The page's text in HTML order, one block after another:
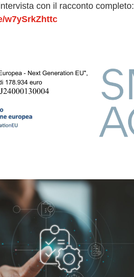
con il racconto completo:
w7ySrkZhttc